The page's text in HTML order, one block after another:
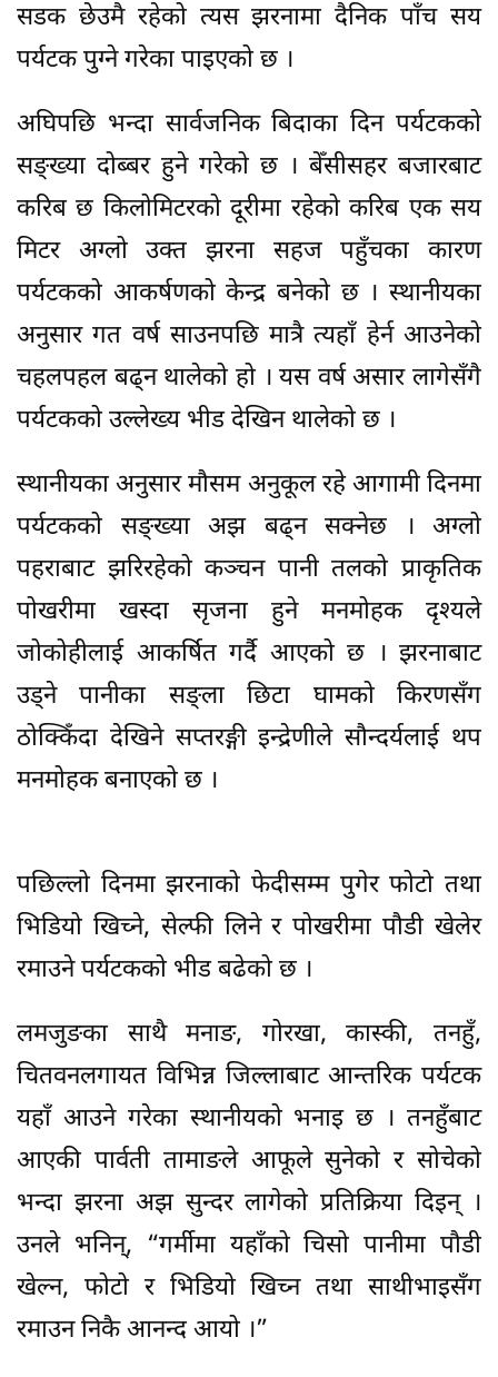
सडक छेउमै रहेको त्यस झरनामा दैनिक पाँच सय
पर्यटक पुग्ने गरेका पाइएको छ ।
अघिपछि भन्दा सार्वजनिक बिदाका दिन पर्यटकको
सङ्ख्या दोब्बर हुने गरेको छ । बेँसीसहर बजारबाट
करिब छ किलोमिटरको दूरीमा रहेको करिब एक सय
मिटर अग्लो उक्त झरना सहज पहुँचका कारण
पर्यटकको आकर्षणको केन्द्र बनेको छ । स्थानीयका
अनुसार गत वर्ष साउनपछि मात्रै त्यहाँ हेर्न आउनेको
चहलपहल बढ्न थालेको हो । यस वर्ष असार लागेसँगै
पर्यटकको उल्लेख्य भीड देखिन थालेको छ ।
स्थानीयका अनुसार मौसम अनुकूल रहे आगामी दिनमा
पर्यटकको सङ्ख्या अझ बढ्न सक्नेछ । अग्लो
पहराबाट झरिरहेको कञ्चन पानी तलको प्राकृतिक
पोखरीमा खस्दा सृजना हुने मनमोहक दृश्यले
जोकोहीलाई आकर्षित गर्दै आएको छ । झरनाबाट
उड्ने पानीका सङ्ला छिटा घामको किरणसँग
ठोक्किँदा देखिने सप्तरङ्गी इन्द्रेणीले सौन्दर्यलाई थप
मनमोहक बनाएको छ ।
पछिल्लो दिनमा झरनाको फेदीसम्म पुगेर फोटो तथा
भिडियो खिच्ने, सेल्फी लिने र पोखरीमा पौडी खेलेर
रमाउने पर्यटकको भीड बढेको छ ।
लमजुङका साथै मनाङ, गोरखा, कास्की, तनहुँ,
चितवनलगायत विभिन्न जिल्लाबाट आन्तरिक पर्यटक
यहाँ आउने गरेका स्थानीयको भनाइ छ । तनहुँबाट
आएकी पार्वती तामाङले आफूले सुनेको र सोचेको
भन्दा झरना अझ सुन्दर लागेको प्रतिक्रिया दिइन् ।
उनले भनिन्, “गर्मीमा यहाँको चिसो पानीमा पौडी
खेल्न, फोटो र भिडियो खिच्न तथा साथीभाइसँग
रमाउन निकै आनन्द आयो ।”